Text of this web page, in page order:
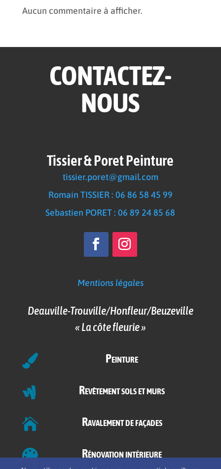
Aucun commentaire à afficher.
CONTACTEZ-
NOUS
Tissier & Poret Peinture
tissier.poret@gmail.com
Romain TISSIER : 06 86 58 45 99
Sebastien PORET : 06 89 24 85 68
Mentions légales
Deauville-Trouville/Honfleur/Beuzeville
« La côte fleurie »
 Peinture
 Revêtement sols et murs
 Ravalement de façades
 Rénovation intérieure